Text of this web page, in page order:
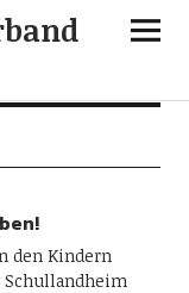
den Kindern
Schullandheim